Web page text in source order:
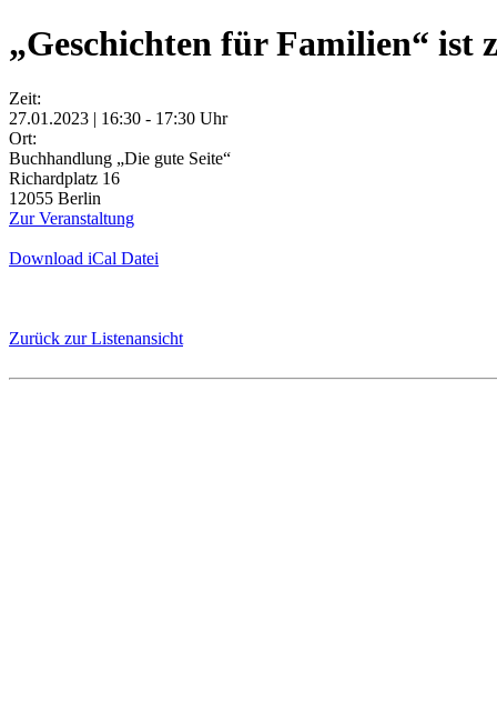
„Geschichten für Familien“ ist
Zeit:
27.01.2023 | 16:30 - 17:30 Uhr
Ort:
Buchhandlung „Die gute Seite“
Richardplatz 16
12055 Berlin
Zur Veranstaltung
Download iCal Datei
Zurück zur Listenansicht